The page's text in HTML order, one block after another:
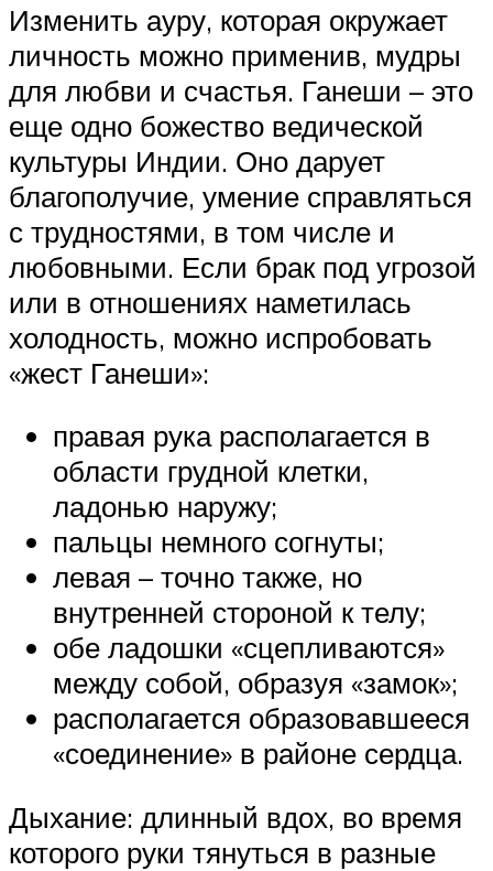
Изменить ауру, которая окружает
личность можно применив, мудры
для любви и счастья. Ганеши – это
еще одно божество ведической
культуры Индии. Оно дарует
благополучие, умение справляться
с трудностями, в том числе и
любовными. Если брак под угрозой
или в отношениях наметилась
холодность, можно испробовать
«жест Ганеши»:
правая рука располагается в
области грудной клетки,
ладонью наружу;
пальцы немного согнуты;
левая – точно также, но
внутренней стороной к телу;
обе ладошки «сцепливаются»
между собой, образуя «замок»;
располагается образовавшееся
«соединение» в районе сердца.
Дыхание: длинный вдох, во время
которого руки тянуться в разные